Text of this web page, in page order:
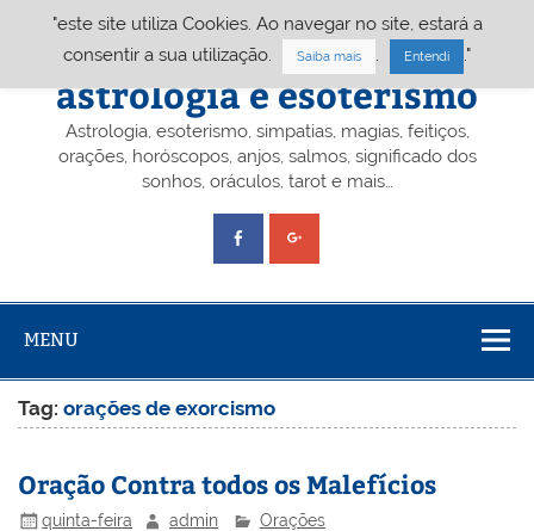
Portal A&E – Portal
astrologia e esoterismo
Astrologia, esoterismo, simpatias, magias, feitiços,
orações, horóscopos, anjos, salmos, significado dos
sonhos, oráculos, tarot e mais…
MENU
Tag:orações de exorcismo
Oração Contra todos os Malefícios
quinta-feira admin Orações
"este site utiliza Cookies. Ao navegar no site, estará a
consentir a sua utilização.
Saiba mais Entendi ."